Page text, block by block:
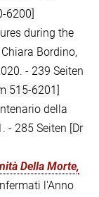
6200]
during the
Bordino,
- 239 Seiten
515-6201]
della
- 285 Seiten [Dr
Della Morte,
l'Anno